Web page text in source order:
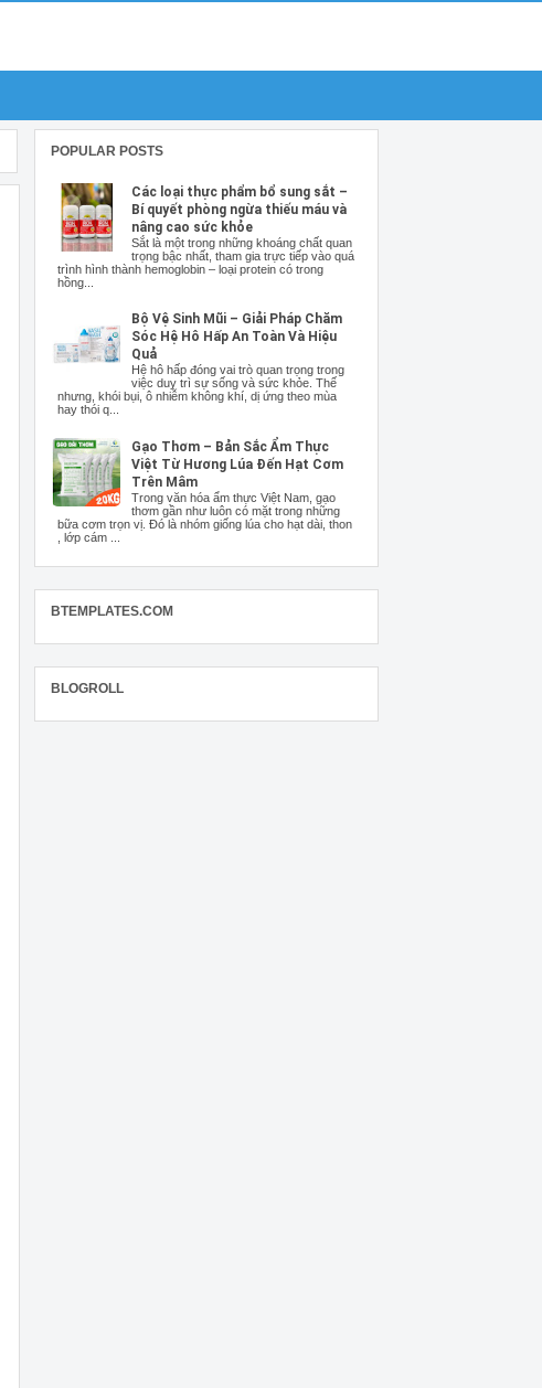
POPULAR POSTS
Các loại thực phẩm bổ sung sắt –
Bí quyết phòng ngừa thiếu máu và
nâng cao sức khỏe
Sắt là một trong những khoáng chất quan
trọng bậc nhất, tham gia trực tiếp vào quá
trình hình thành hemoglobin – loại protein có trong
hồng...
Bộ Vệ Sinh Mũi – Giải Pháp Chăm
Sóc Hệ Hô Hấp An Toàn Và Hiệu
Quả
Hệ hô hấp đóng vai trò quan trọng trong
việc duy trì sự sống và sức khỏe. Thế
nhưng, khói bụi, ô nhiễm không khí, dị ứng theo mùa
hay thói q...
Gạo Thơm – Bản Sắc Ẩm Thực
Việt Từ Hương Lúa Đến Hạt Cơm
Trên Mâm
Trong văn hóa ẩm thực Việt Nam, gạo
thơm gần như luôn có mặt trong những
bữa cơm trọn vị. Đó là nhóm giống lúa cho hạt dài, thon
, lớp cám ...
BTEMPLATES.COM
BLOGROLL